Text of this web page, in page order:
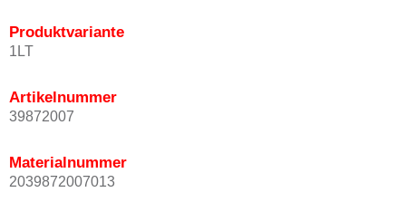
Produktvariante
1LT
Artikelnummer
39872007
Materialnummer
2039872007013